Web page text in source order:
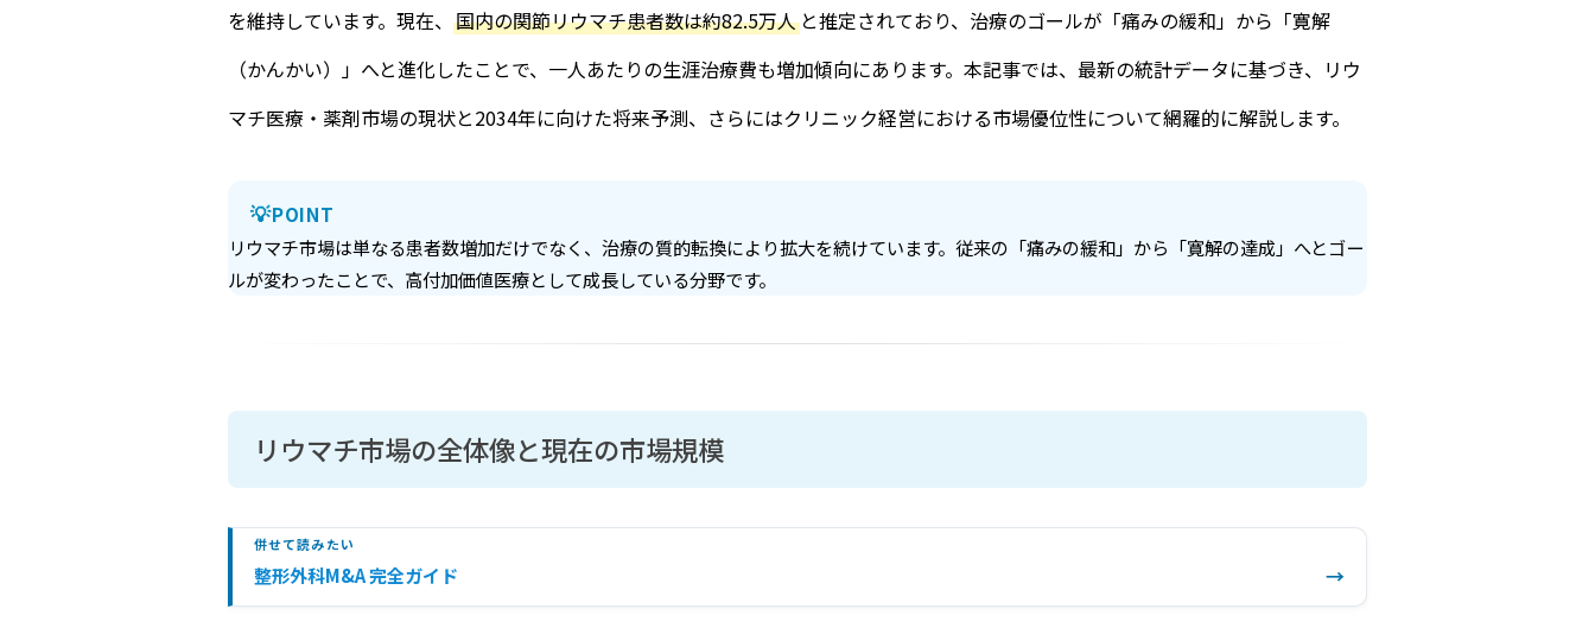
を維持しています。現在、 国内の関節リウマチ患者数は約82.5万人と推定されており、治療のゴールが「痛みの緩和」から「寛解
（かんかい）」へと進化したことで、一人あたりの生涯治療費も増加傾向にあります。本記事では、最新の統計データに基づき、リウ
マチ医療・薬剤市場の現状と2034年に向けた将来予測、さらにはクリニック経営における市場優位性について網羅的に解説します。
POINT
リウマチ市場は単なる患者数増加だけでなく、治療の質的転換により拡大を続けています。従来の「痛みの緩和」から「寛解の達成」へとゴー
ルが変わったことで、高付加価値医療として成長している分野です。
リウマチ市場の全体像と現在の市場規模
併せて読みたい
整形外科M&A 完全ガイド →